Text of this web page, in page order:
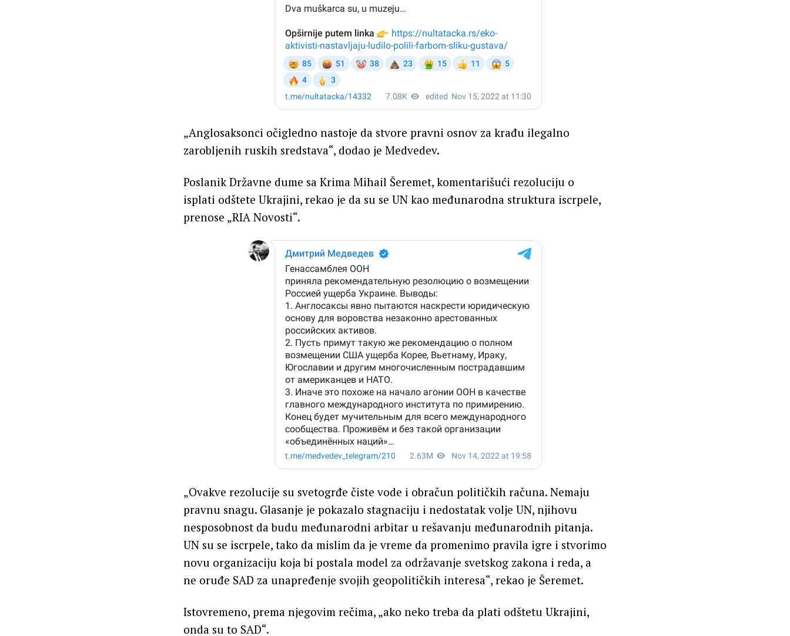
„Anglosaksonci očigledno nastoje da stvore pravni osnov za krađu ilegalno
zarobljenih ruskih sredstava“, dodao je Medvedev.
Poslanik Državne dume sa Krima Mihail Šeremet, komentarišući rezoluciju o
isplati odštete Ukrajini, rekao je da su se UN kao međunarodna struktura iscrpele,
prenose „RIA Novosti“.
„Ovakve rezolucije su svetogrđe čiste vode i obračun političkih računa. Nemaju
pravnu snagu. Glasanje je pokazalo stagnaciju i nedostatak volje UN, njihovu
nesposobnost da budu međunarodni arbitar u rešavanju međunarodnih pitanja.
UN su se iscrpele, tako da mislim da je vreme da promenimo pravila igre i stvorimo
novu organizaciju koja bi postala model za održavanje svetskog zakona i reda, a
ne oruđe SAD za unapređenje svojih geopolitičkih interesa“, rekao je Šeremet.
Istovremeno, prema njegovim rečima, „ako neko treba da plati odštetu Ukrajini,
onda su to SAD“.